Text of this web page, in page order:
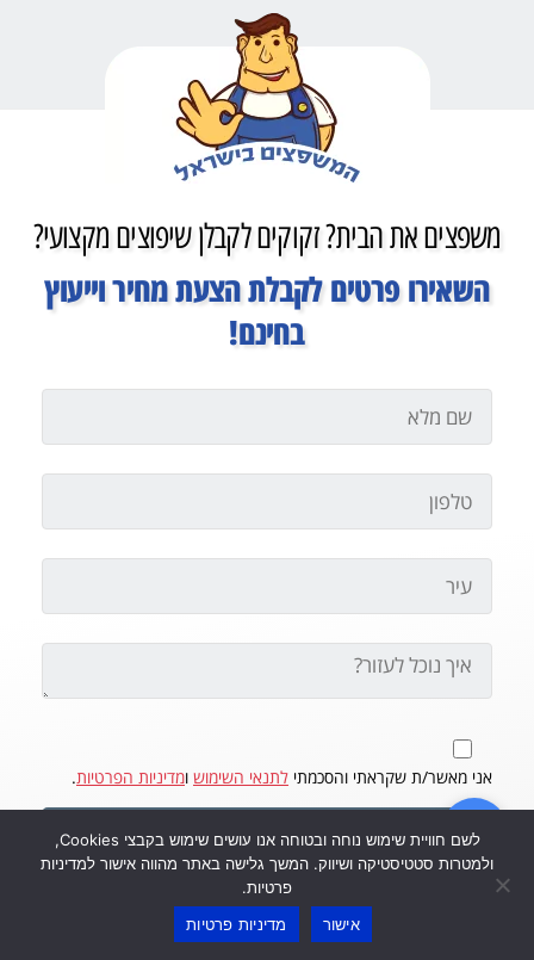
משפצים את הבית? זקוקים לקבלן שיפוצים מקצועי?
השאירו פרטים לקבלת הצעת מחיר וייעוץ
בחינם!
אני מאשר/ת שקראתי והסכמתי לתנאי השימוש ומדיניות הפרטיות.
חפשו אותנו גם ב-
לשם חוויית שימוש נוחה ובטוחה אנו עושים שימוש בקבצי Cookies,
ולמטרות סטטיסטיקה ושיווק. המשך גלישה באתר מהווה אישור למדיניות
פרטיות.
אישור
מדיניות פרטיות